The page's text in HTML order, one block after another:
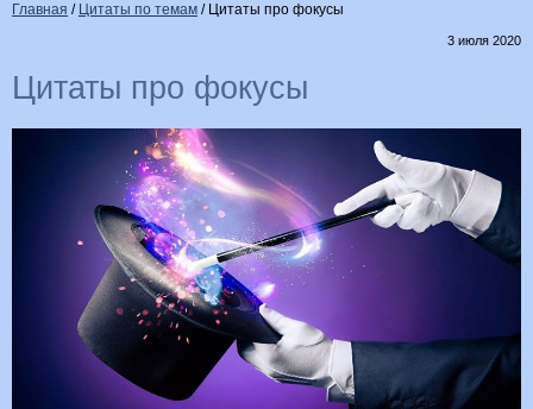
Главная / Цитаты по темам / Цитаты про фокусы
3 июля 2020
Цитаты про фокусы